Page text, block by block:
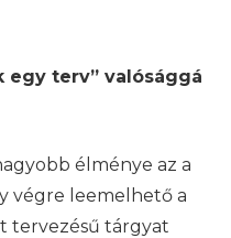
egy terv” valósággá
élménye az a
végre leemelhető a
tervezésű tárgyat